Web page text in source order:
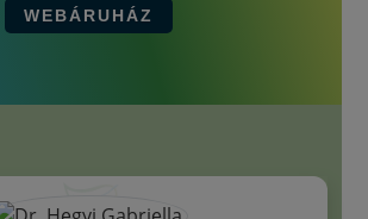
WEBÁRUHÁZ